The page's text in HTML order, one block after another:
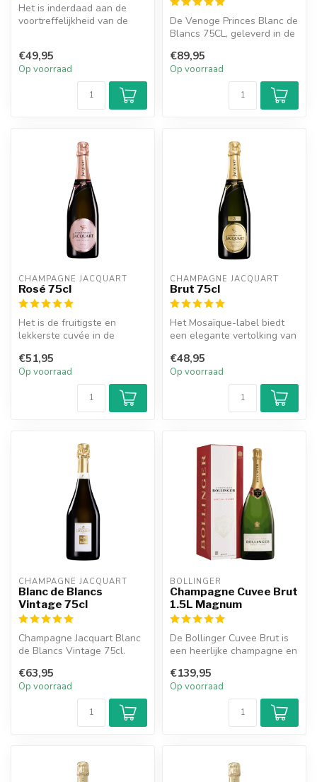
Het is inderdaad aan de
voortreffelijkheid van de
€49,95
Op voorraad
De Venoge Princes Blanc de
Blancs 75CL, geleverd in de
€89,95
Op voorraad
CHAMPAGNE JACQUART
Rosé 75cl
Het is de fruitigste en
lekkerste cuvée in de
combineert...
€51,95
Op voorraad
CHAMPAGNE JACQUART
Brut 75cl
Het Mosaïque-label biedt
een elegante vertolking van
o...
€48,95
Op voorraad
CHAMPAGNE JACQUART
Blanc de Blancs
Vintage 75cl
Champagne Jacquart Blanc
de Blancs Vintage 75cl.
€63,95
Op voorraad
BOLLINGER
Champagne Cuvee Brut
1.5L Magnum
De Bollinger Cuvee Brut is
een heerlijke champagne en
€139,95
Op voorraad